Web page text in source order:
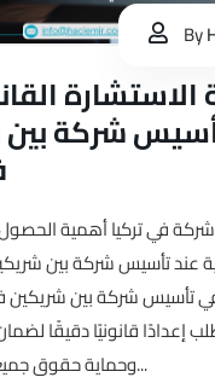
By
شركة
في تركيا أهمية
عند تأسيس شركة بين
في تأسيس شركة بين شريكين
إعدادًا قانونيًا دقيقًا
وحماية حقوق جميع الأطراف· أي...